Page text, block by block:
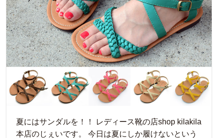
夏にはサンダルを！！ レディース靴の店shop kilakila
本店のじぇいです。 今日は夏にしか履けないという